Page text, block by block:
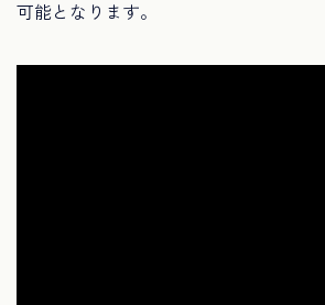
可能となります。